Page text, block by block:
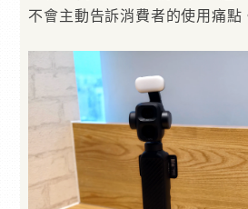
不會主動告訴消費者的使用痛點